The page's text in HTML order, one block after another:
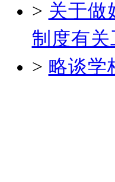
> 关于做
制度有关
> 略谈学